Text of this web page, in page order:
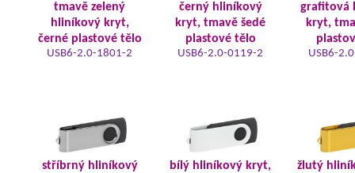
tmavě zelený
hliníkový kryt,
černé plastové tělo
USB6-2.0-1801-2
černý hliníkový
kryt, tmavě šedé
plastové tělo
USB6-2.0-0119-2
grafitová
kryt,
USB6-
stříbrný hliníkový
bílý hliníkový kryt,
žlutý